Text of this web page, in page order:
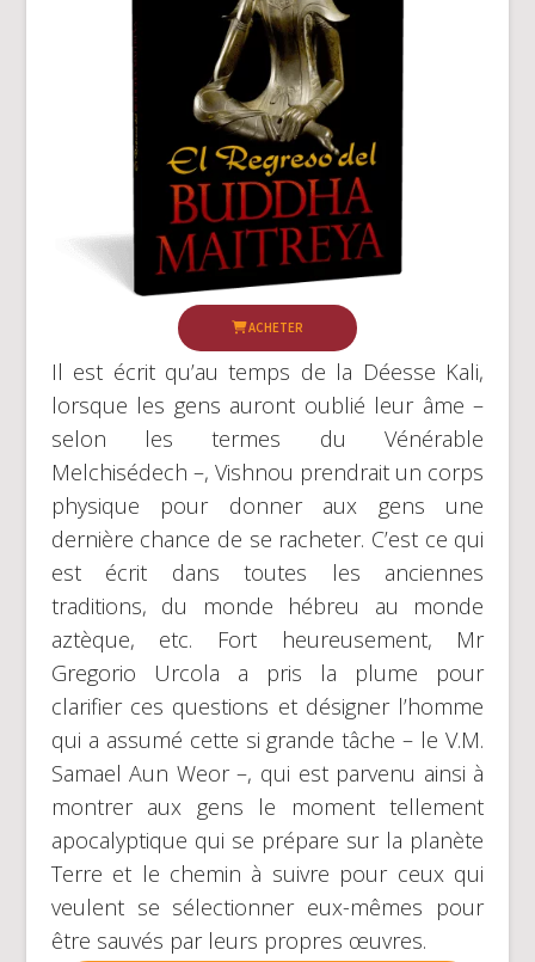
ACHETER
Il est écrit qu’au temps de la Déesse Kali,
lorsque les gens auront oublié leur âme –
selon les termes du Vénérable
Melchisédech –, Vishnou prendrait un corps
physique pour donner aux gens une
dernière chance de se racheter. C’est ce qui
est écrit dans toutes les anciennes
traditions, du monde hébreu au monde
aztèque, etc. Fort heureusement, Mr
Gregorio Urcola a pris la plume pour
clarifier ces questions et désigner l’homme
qui a assumé cette si grande tâche – le V.M.
Samael Aun Weor –, qui est parvenu ainsi à
montrer aux gens le moment tellement
apocalyptique qui se prépare sur la planète
Terre et le chemin à suivre pour ceux qui
veulent se sélectionner eux-mêmes pour
être sauvés par leurs propres œuvres.